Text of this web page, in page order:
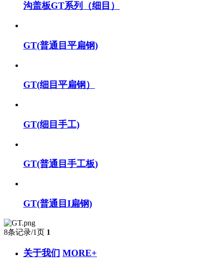
沟盖板GT系列（细目）
GT(普通目平扁钢)
GT(细目平扁钢）
GT(细目手工)
GT(普通目手工板)
GT(普通目I扁钢)
8条记录/1页 1
关于我们 MORE+